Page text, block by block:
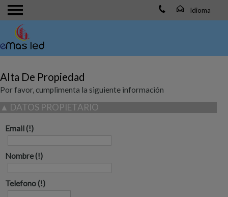
Alta De Propiedad
Por favor, cumplimenta la siguiente información
▲ DATOS PROPIETARIO
Email
Nombre
Telefono